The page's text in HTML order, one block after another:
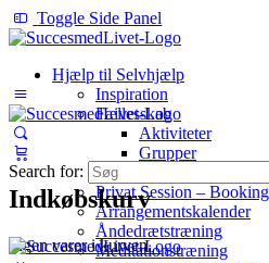
Toggle Side Panel
Hjælp til Selvhjælp
Inspiration
Fællesskab
Aktiviteter
Grupper
Privat Session – Booking
Arrangementskalender
Åndedrætstræning
Meditationstræning
Indkøbskurv
Ingen varer i kurven.
Search for: